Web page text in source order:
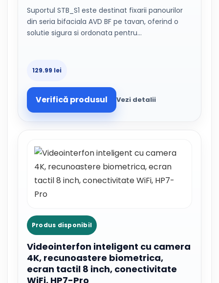
Suportul STB_S1 este destinat fixarii panourilor
din seria bifaciala AVD BF pe tavan, oferind o
solutie sigura si ordonata pentru…
129.99 lei
Verifică produsul Vezi detalii
Produs disponibil
Videointerfon inteligent cu camera
4K, recunoastere biometrica,
ecran tactil 8 inch, conectivitate
WiFi, HP7-Pro